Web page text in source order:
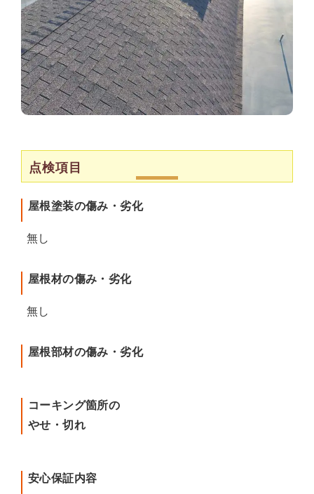
点検項目
屋根塗装の傷み・劣化
無し
屋根材の傷み・劣化
無し
屋根部材の傷み・劣化
コーキング箇所の
やせ・切れ
安心保証内容